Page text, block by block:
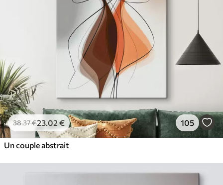
38.37€23.02 € 105
Un couple abstrait